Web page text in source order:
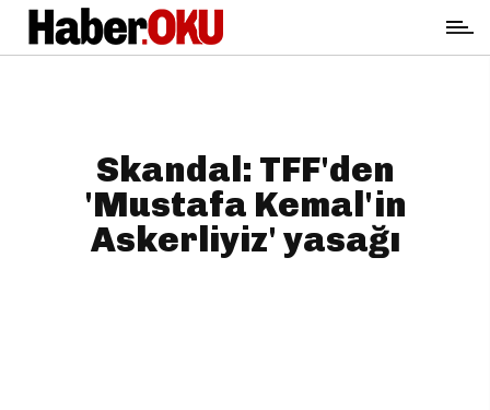
Skandal: TFF'den
'Mustafa Kemal'in
Askerliyiz' yasağı